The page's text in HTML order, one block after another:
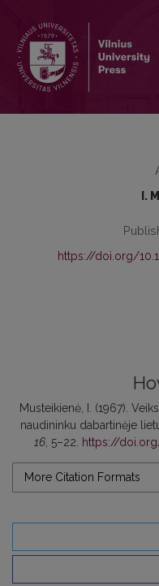
I.
https://doi.org/
Musteikienė, I. (1967).
naudininku dabartinėje
16, 5–22. https://
More Citation Formats